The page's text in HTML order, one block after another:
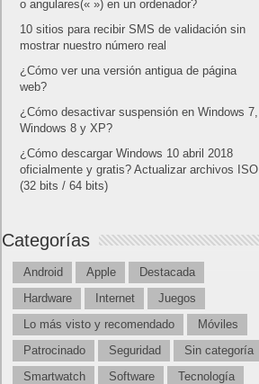
o angulares(« ») en un ordenador?
10 sitios para recibir SMS de validación sin
mostrar nuestro número real
¿Cómo ver una versión antigua de página
web?
¿Cómo desactivar suspensión en Windows 7,
Windows 8 y XP?
¿Cómo descargar Windows 10 abril 2018
oficialmente y gratis? Actualizar archivos ISO
(32 bits / 64 bits)
Categorías
Android Apple
Destacada
Hardware
Internet
Juegos
Lo más visto y recomendado
Móviles
Patrocinado
Seguridad
Sin categoría
Smartwatch
Software Tecnología